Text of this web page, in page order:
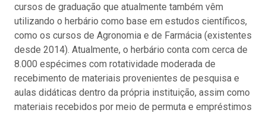
cursos de graduação que atualmente também vêm
utilizando o herbário como base em estudos científicos,
como os cursos de Agronomia e de Farmácia (existentes
desde 2014). Atualmente, o herbário conta com cerca de
8.000 espécimes com rotatividade moderada de
recebimento de materiais provenientes de pesquisa e
aulas didáticas dentro da própria instituição, assim como
materiais recebidos por meio de permuta e empréstimos